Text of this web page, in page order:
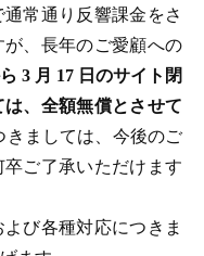
常通り反響課金をさ
、長年のご愛顧への
3 月 17 日のサイト閉
、全額無償とさせて
きましては、今後のご
ご了承いただけます
び各種対応につきま